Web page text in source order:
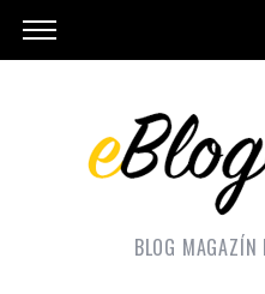
BLOG MAGAZÍN